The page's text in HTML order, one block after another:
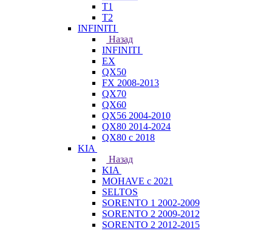
T1
T2
INFINITI
Назад
INFINITI
EX
QX50
FX 2008-2013
QX70
QX60
QX56 2004-2010
QX80 2014-2024
QX80 c 2018
KIA
Назад
KIA
MOHAVE с 2021
SELTOS
SORENTO 1 2002-2009
SORENTO 2 2009-2012
SORENTO 2 2012-2015